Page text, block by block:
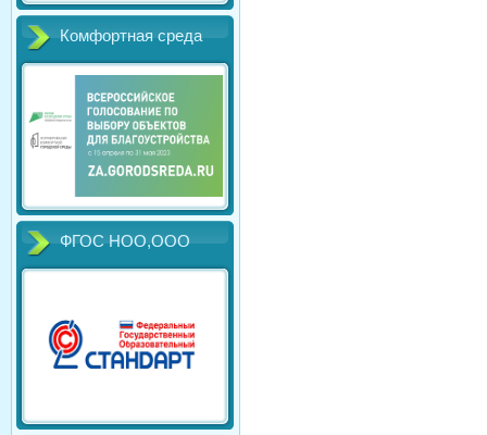
Комфортная среда
ФГОС НОО,ООО